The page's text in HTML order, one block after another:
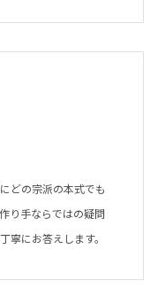
どの宗派の本式でも
り手ならではの疑問
寧にお答えします。